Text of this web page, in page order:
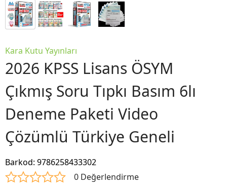
Kara Kutu Yayınları
2026 KPSS Lisans ÖSYM
Çıkmış Soru Tıpkı Basım 6lı
Deneme Paketi Video
Çözümlü Türkiye Geneli
Barkod: 9786258433302
0 Değerlendirme